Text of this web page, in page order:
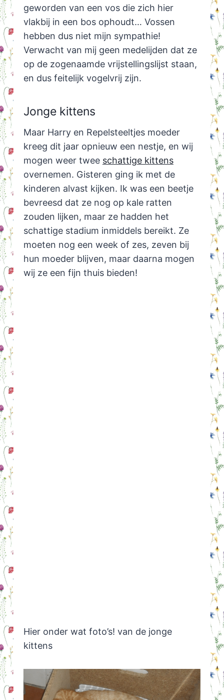
geworden van een vos die zich hier
vlakbij in een bos ophoudt… Vossen
hebben dus niet mijn sympathie!
Verwacht van mij geen medelijden dat ze
op de zogenaamde vrijstellingslijst staan,
en dus feitelijk vogelvrij zijn.
Jonge kittens
Maar Harry en Repelsteeltjes moeder
kreeg dit jaar opnieuw een nestje, en wij
mogen weer twee schattige kittens
overnemen. Gisteren ging ik met de
kinderen alvast kijken. Ik was een beetje
bevreesd dat ze nog op kale ratten
zouden lijken, maar ze hadden het
schattige stadium inmiddels bereikt. Ze
moeten nog een week of zes, zeven bij
hun moeder blijven, maar daarna mogen
wij ze een fijn thuis bieden!
Hier onder wat foto’s! van de jonge
kittens